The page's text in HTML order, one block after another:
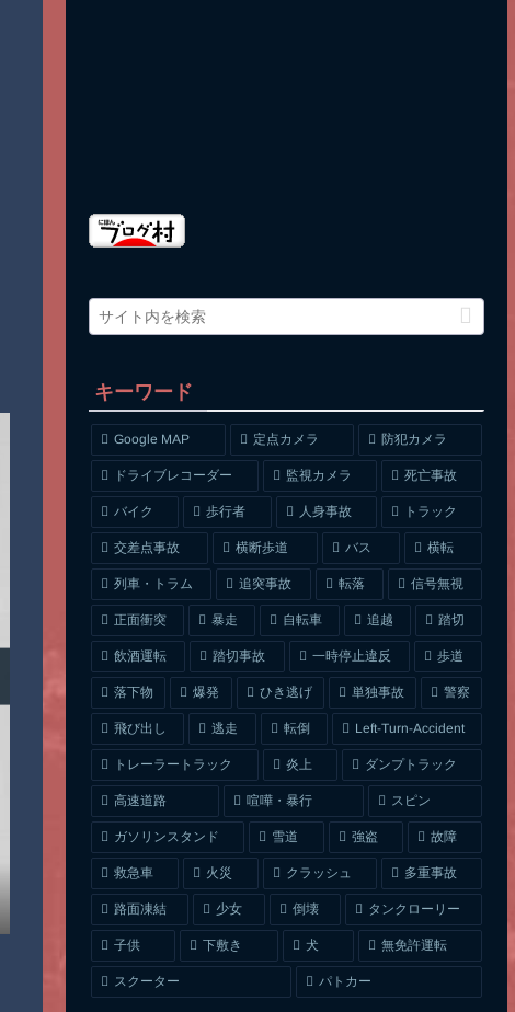
キーワード
Google MAP 定点カメラ 防犯カメラ
ドライブレコーダー 監視カメラ 死亡事故
バイク 歩行者 人身事故 トラック
交差点事故 横断歩道 バス 横転
列車・トラム 追突事故 転落 信号無視
正面衝突 暴走 自転車 追越 踏切
飲酒運転 踏切事故 一時停止違反 歩道
落下物 爆発 ひき逃げ 単独事故 警察
飛び出し 逃走 転倒 Left-Turn-Accident
トレーラートラック 炎上 ダンプトラック
高速道路 喧嘩・暴行 スピン
ガソリンスタンド 雪道 強盗 故障
救急車 火災 クラッシュ 多重事故
路面凍結 少女 倒壊 タンクローリー
子供 下敷き 犬 無免許運転
スクーター パトカー